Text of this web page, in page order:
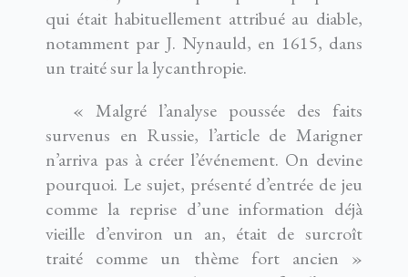
qui était habituellement attribué au diable,
notamment par J. Nynauld, en 1615, dans
un traité sur la lycanthropie.
« Malgré l’analyse poussée des faits
survenus en Russie, l’article de Marigner
n’arriva pas à créer l’événement. On devine
pourquoi. Le sujet, présenté d’entrée de jeu
comme la reprise d’une information déjà
vieille d’environ un an, était de surcroît
traité comme un thème fort ancien »